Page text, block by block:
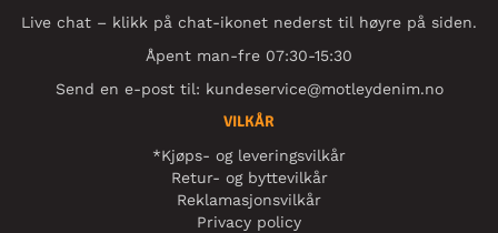
Live chat – klikk på chat-ikonet nederst til høyre på siden.
Åpent man-fre 07:30-15:30
Send en e-post til: kundeservice@motleydenim.no
VILKÅR
*Kjøps- og leveringsvilkår
Retur- og byttevilkår
Reklamasjonsvilkår
Privacy policy